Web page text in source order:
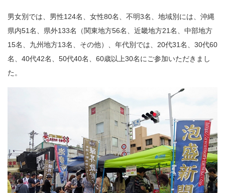
男女別では、男性124名、女性80名、不明3名、地域別には、沖縄
県内51名、県外133名（関東地方56名、近畿地方21名、中部地方
15名、九州地方13名、その他）、年代別では、20代31名、30代60
名、40代42名、50代40名、60歳以上30名にご参加いただきまし
た。